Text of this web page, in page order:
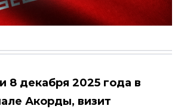
8 декабря 2025 года в
Акорды, визит